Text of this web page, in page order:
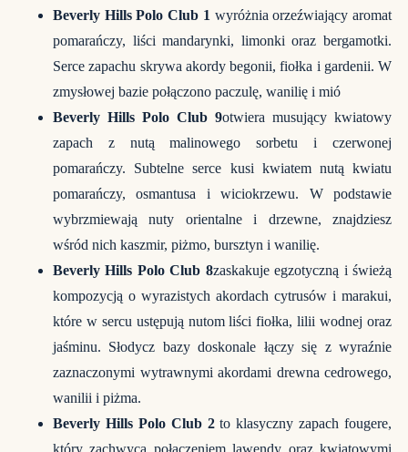
Beverly Hills Polo Club 1 wyróżnia orzeźwiający aromat
pomarańczy, liści mandarynki, limonki oraz bergamotki.
Serce zapachu skrywa akordy begonii, fiołka i gardenii. W
zmysłowej bazie połączono paczulę, wanilię i mió
Beverly Hills Polo Club 9otwiera musujący kwiatowy
zapach z nutą malinowego sorbetu i czerwonej
pomarańczy. Subtelne serce kusi kwiatem nutą kwiatu
pomarańczy, osmantusa i wiciokrzewu. W podstawie
wybrzmiewają nuty orientalne i drzewne, znajdziesz
wśród nich kaszmir, piżmo, bursztyn i wanilię.
Beverly Hills Polo Club 8zaskakuje egzotyczną i świeżą
kompozycją o wyrazistych akordach cytrusów i marakui,
które w sercu ustępują nutom liści fiołka, lilii wodnej oraz
jaśminu. Słodycz bazy doskonale łączy się z wyraźnie
zaznaczonymi wytrawnymi akordami drewna cedrowego,
wanilii i piżma.
Beverly Hills Polo Club 2to klasyczny zapach fougere,